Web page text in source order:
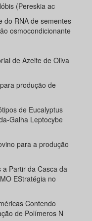
(Pereskia ac
do RNA de sementes
osmocondicionante
de Azeite de Oliva
produção de
de Eucalyptus
Galha Leptocybe
para a produção
a Partir da Casca da
EStratégia no
Contendo
de Polímeros N